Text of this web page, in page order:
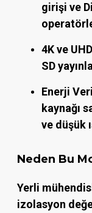
girişi ve
4K ve
SD
Enerji
kaynağı
ve düşük
Neden Bu
Yerli
izolasyon